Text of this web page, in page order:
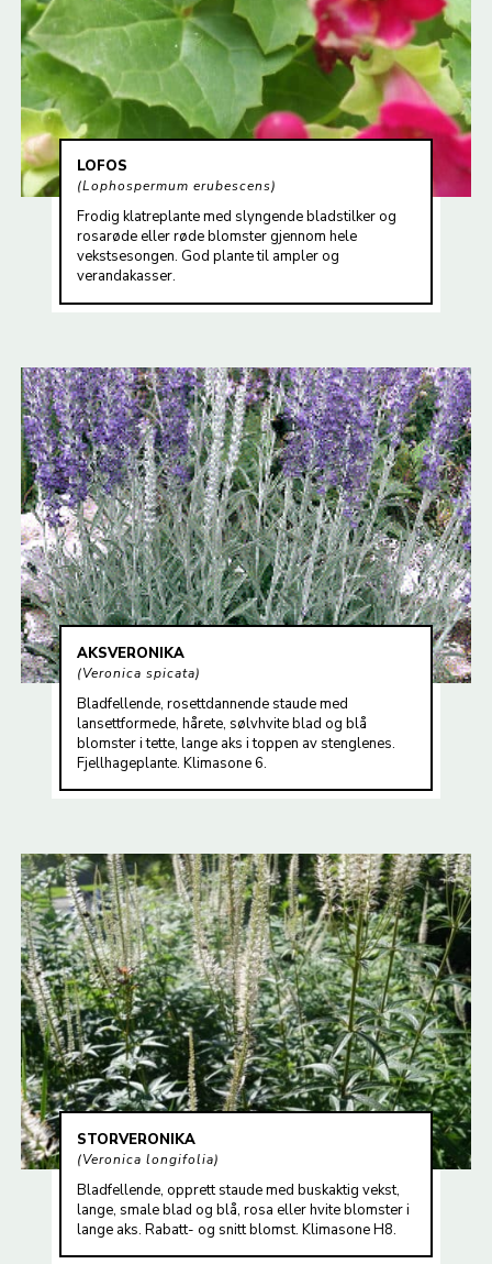
LOFOS
Lophospermum erubescens
Frodig klatreplante med slyngende bladstilker og
rosarøde eller røde blomster gjennom hele
vekstsesongen. God plante til ampler og
verandakasser.
AKSVERONIKA
Veronica spicata
Bladfellende, rosettdannende staude med
lansettformede, hårete, sølvhvite blad og blå
blomster i tette, lange aks i toppen av stenglenes.
Fjellhageplante. Klimasone 6.
STORVERONIKA
Veronica longifolia
Bladfellende, opprett staude med buskaktig vekst,
lange, smale blad og blå, rosa eller hvite blomster i
lange aks. Rabatt- og snitt blomst. Klimasone H8.